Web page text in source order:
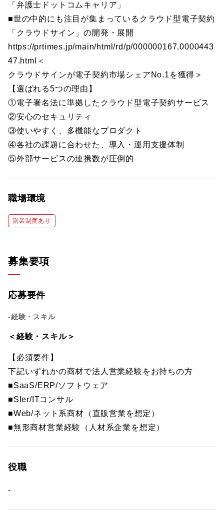
「弁護士ドットコムキャリア」
■世の中的にも注目が集まっているクラウド型電子契約
「クラウドサイン」の開発・展開
https://prtimes.jp/main/html/rd/p/000000167.0000443
47.html＜
クラウドサインが電子契約市場シェアNo.1を獲得＞
【選ばれる5つの理由】
①電子署名法に準拠したクラウド型電子契約サービス
②安心のセキュリティ
③使いやすく、多機能なプロダクト
④各社の課題に合わせた、導入・運用支援体制
⑤外部サービスの連携数が圧倒的
職場環境
副業制度あり
募集要項
応募要件
-経験・スキル
＜経験・スキル＞
【必須要件】
下記いずれかの商材で法人営業経験をお持ちの方
■SaaS/ERP/ソフトウェア
■SIer/ITコンサル
■Web/ネット系商材（直販営業を想定）
■無形商材営業経験（人材系企業を想定）
役職
-